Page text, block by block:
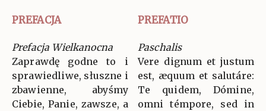
PREFACJA PREFATIO
Prefacja Wielkanocna
Zaprawdę godne to i
sprawiedliwe, słuszne i
zbawienne, abyśmy
Ciebie, Panie, zawsze, a
Paschalis
Vere dignum et justum
est, æquum et salutáre:
Te quidem, Dómine,
omni témpore, sed in